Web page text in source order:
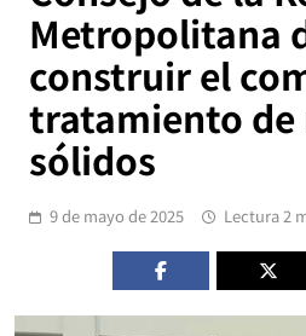
Metropolitana
construir el
tratamiento de
sólidos
9 de mayo de 2025 Lectura 2